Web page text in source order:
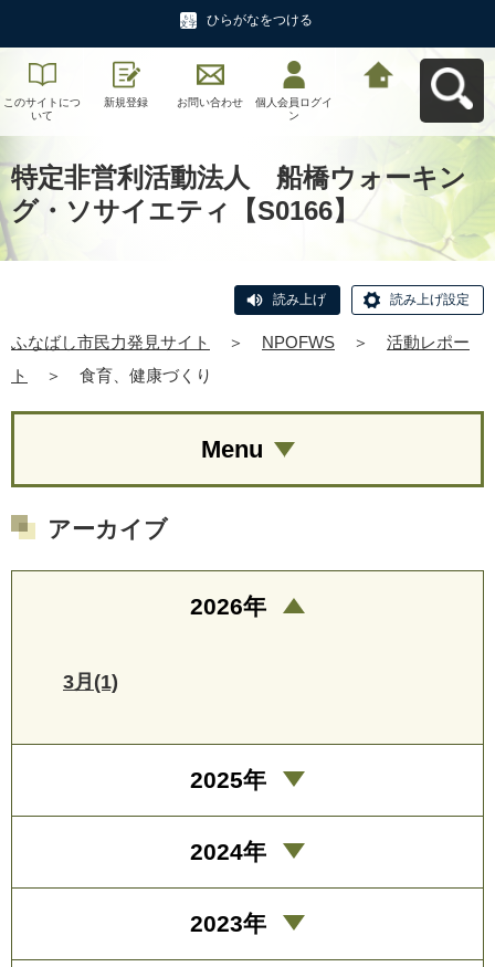
ひらがなをつける
このサイトにつ
いて
新規登録 お問い合わせ
個人会員ログイ
ン
特定非営利活動法人 船橋ウォーキン
グ・ソサイエティ【S0166】
読み上げ 読み上げ設定
ふなばし市民力発見サイト ＞ NPOFWS ＞
活動レポー
ト
＞ 食育、健康づくり
Menu
アーカイブ
2026年
3月(1)
2025年
2024年
2023年